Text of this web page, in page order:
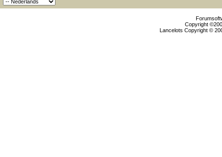
Copyright
Lancelots Copyright ©